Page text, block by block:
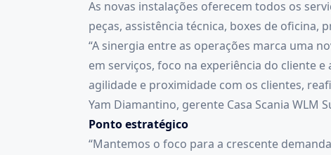
As novas instalações oferecem todos os
peças, assistência técnica, boxes de oficina,
“A sinergia entre as operações marca uma
em serviços, foco na experiência do cliente
agilidade e proximidade com os clientes,
Yam Diamantino, gerente Casa Scania WLM
Ponto estratégico
“Mantemos o foco para a crescente